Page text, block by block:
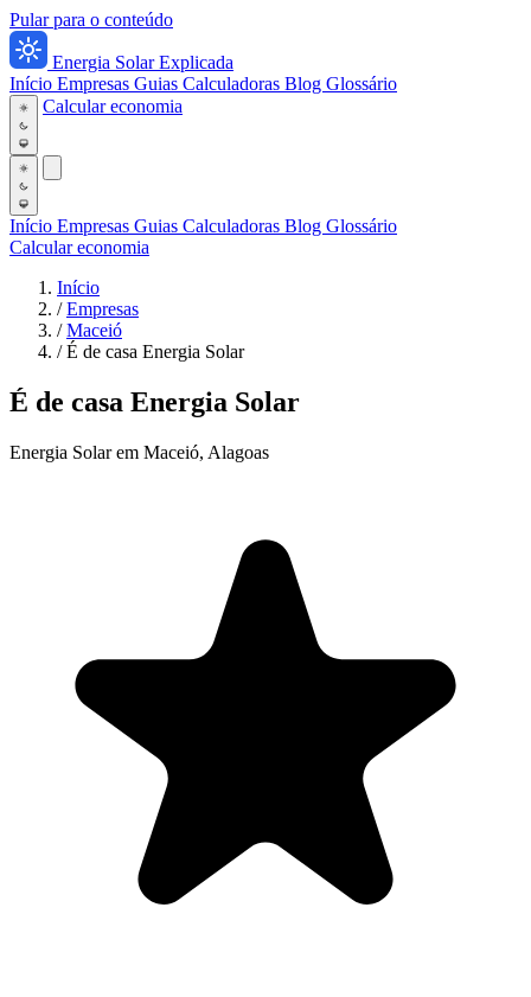
Pular para o conteúdo
Energia Solar Explicada
Início Empresas Guias Calculadoras Blog Glossário
Calcular economia
Início Empresas Guias Calculadoras Blog Glossário
Calcular economia
Início
/ Empresas
/ Maceió
/ É de casa Energia Solar
É de casa Energia Solar
Energia Solar em Maceió, Alagoas